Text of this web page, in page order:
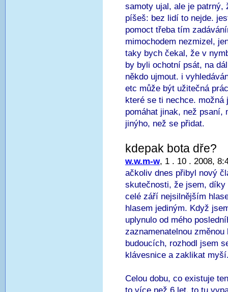
samoty ujal, ale je
píšeš: bez lidí to nejde.
pomoct třeba tím
mimochodem nezmizel,
taky bych čekal, že v
by byli ochotní psát, na
někdo ujmout. i
etc může být užitečná
které se ti nechce.
pomáhat jinak, než psaní,
jinýho, než se přidat.
kdepak bota dře?
w.w.m-w, 1 . 10 . 2008,
ačkoliv dnes přibyl nový
skutečnosti, že jsem,
celé září nejsilnějším
hlasem jediným. Když
uplynulo od mého
zaznamenatelnou
budoucích, rozhodl jsem
klávesnice a zaklikat
Celou dobu, co existuje
to více než 6 let, to tu